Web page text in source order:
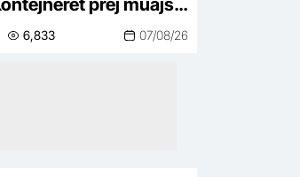
prej muajsh
6,833 07/08/26